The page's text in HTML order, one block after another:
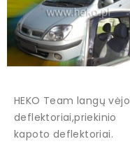
HEKO Team langų vėjo
deflektoriai,priekinio
kapoto deflektoriai.